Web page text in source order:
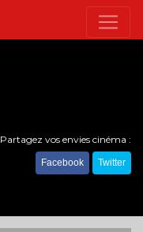
Partagez vos envies cinéma :
Facebook Twitter